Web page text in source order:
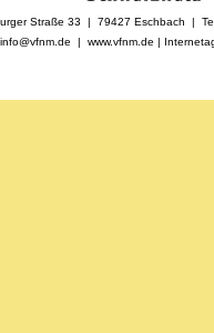
Straße 33 | 79427 Eschbach |
info@vfnm.de | www.vfnm.de |